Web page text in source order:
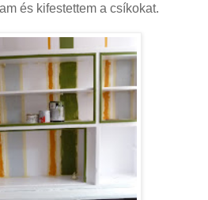
és kifestettem a csíkokat.